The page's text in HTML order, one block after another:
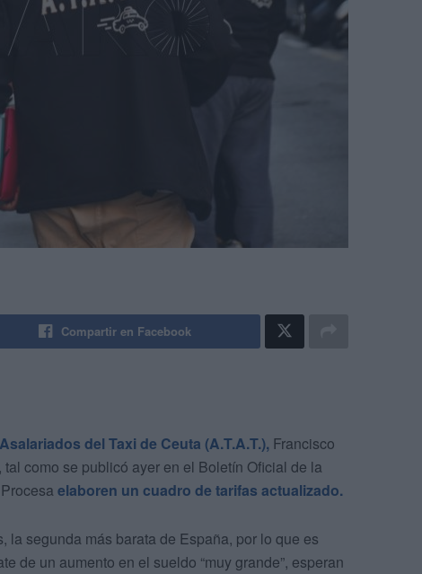
Compartir en Facebook
del Taxi de Ceuta (A.T.A.T.), Francisco
como se publicó ayer en el Boletín Oficial de la
elaboren un cuadro de tarifas actualizado.
la segunda más barata de España, por lo que es
de un aumento en el sueldo “muy grande”, esperan